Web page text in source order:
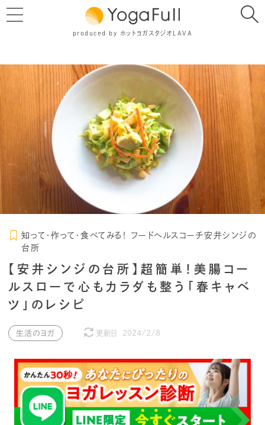
produced by ホットヨガスタジオLAVA
知って・作って・食べてみる！ フードヘルスコーチ安井シンジの
台所
【安井シンジの台所】超簡単！美腸コー
ルスローで心もカラダも整う「春キャベ
ツ」のレシピ
生活のヨガ 更新日 2024/2/8